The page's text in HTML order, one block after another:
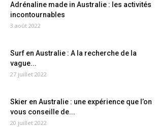
Adrénaline made in Australie : les activités
incontournables
3 août 2022
Surf en Australie : A la recherche de la
vague...
27 juillet 2022
Skier en Australie : une expérience que l’on
vous conseille de...
20 juillet 2022